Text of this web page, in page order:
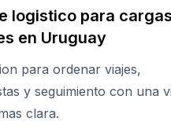
logistico para cargas
en Uruguay
para ordenar viajes,
y seguimiento con una
clara.